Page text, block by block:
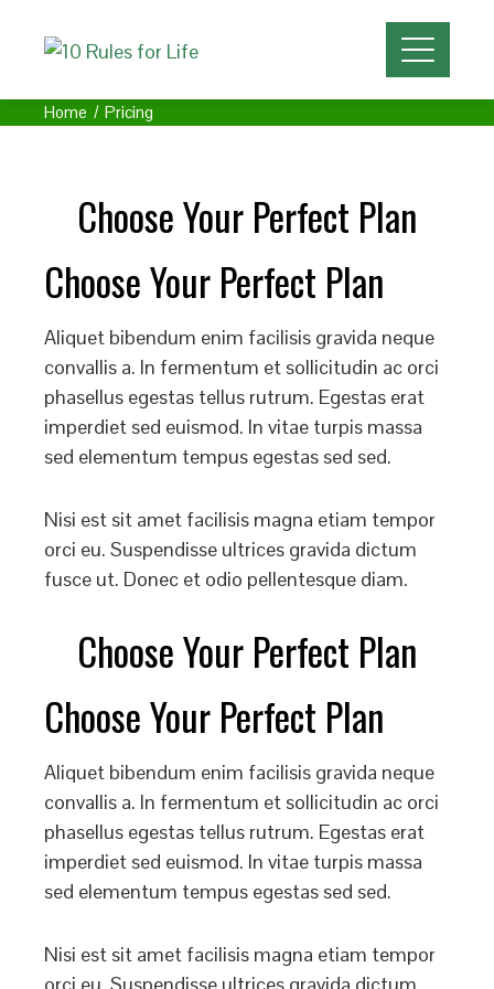
Home Pricing
Choose Your Perfect Plan
Choose Your Perfect Plan
Aliquet bibendum enim facilisis gravida neque
convallis a. In fermentum et sollicitudin ac orci
phasellus egestas tellus rutrum. Egestas erat
imperdiet sed euismod. In vitae turpis massa
sed elementum tempus egestas sed sed.
Nisi est sit amet facilisis magna etiam tempor
orci eu. Suspendisse ultrices gravida dictum
fusce ut. Donec et odio pellentesque diam.
Choose Your Perfect Plan
Choose Your Perfect Plan
Aliquet bibendum enim facilisis gravida neque
convallis a. In fermentum et sollicitudin ac orci
phasellus egestas tellus rutrum. Egestas erat
imperdiet sed euismod. In vitae turpis massa
sed elementum tempus egestas sed sed.
Nisi est sit amet facilisis magna etiam tempor